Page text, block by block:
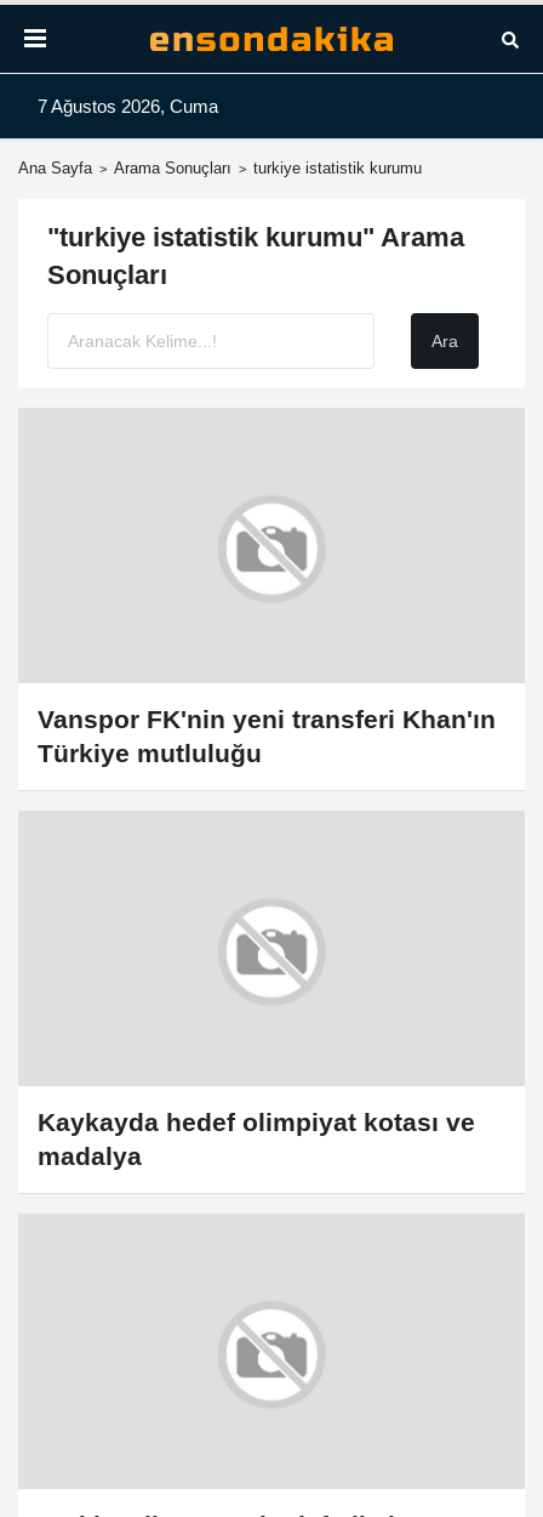
7 Ağustos 2026, Cuma
Ana Sayfa Arama Sonuçları turkiye istatistik kurumu
"turkiye istatistik kurumu" Arama
Sonuçları
Vanspor FK'nin yeni transferi Khan'ın
Türkiye mutluluğu
Kaykayda hedef olimpiyat kotası ve
madalya